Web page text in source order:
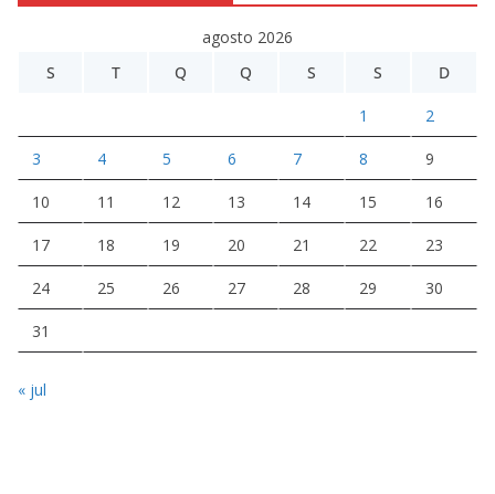
agosto 2026
S
T Q Q S S D
1 2
3 4 5 6 7 8 9
10 11 12 13 14 15 16
17 18 19 20 21 22 23
24 25 26 27 28 29 30
31
« jul